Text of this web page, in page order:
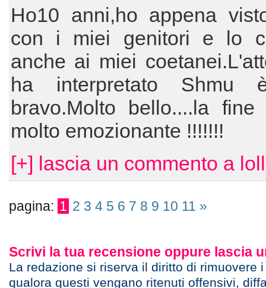
Ho10 anni,ho appena
con i miei genitori e lo
anche ai miei
ha interpretato Shmu
bravo.Molto bello....la
molto emozionante !!!!!!!
[+] lascia un commento a
pagina: 1 2 3 4 5 6 7 8 9 10 11 »
Scrivi la tua recensione oppure lascia
La redazione si riserva il diritto di rimuovere
qualora questi vengano ritenuti offensivi,